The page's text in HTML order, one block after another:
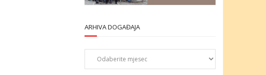
ARHIVA DOGAĐAJA
Arhiva
događaja